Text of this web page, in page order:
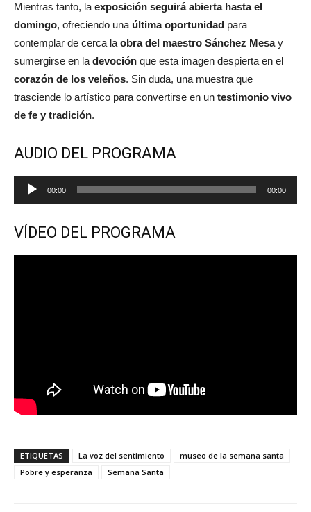
Mientras tanto, la exposición seguirá abierta hasta el
domingo, ofreciendo una última oportunidad para
contemplar de cerca la obra del maestro Sánchez Mesay
sumergirse en la devoción que esta imagen despierta en el
corazón de los veleños. Sin duda, una muestra que
trasciende lo artístico para convertirse en un testimonio vivo
de fe y tradición.
AUDIO DEL PROGRAMA
Reproductor
de
00:00 00:00
VÍDEO DEL PROGRAMA
ETIQUETAS La voz del sentimiento
museo de la semana santa
Pobre y esperanza
Semana Santa